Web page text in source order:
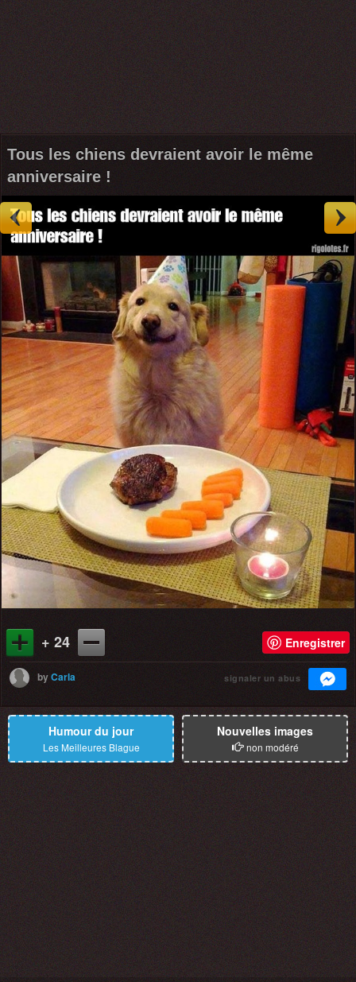
Tous les chiens devraient avoir le même
anniversaire !
+ 24 Enregistrer
byCarla signaler un abus
Humour du jour
Les Meilleures Blague
Nouvelles images
non modéré